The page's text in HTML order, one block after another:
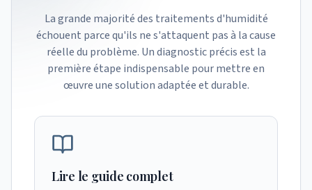
La grande majorité des traitements d'humidité
échouent parce qu'ils ne s'attaquent pas à la cause
réelle du problème. Un diagnostic précis est la
première étape indispensable pour mettre en
œuvre une solution adaptée et durable.
Lire le guide complet